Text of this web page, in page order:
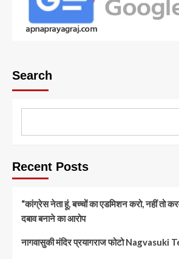
Search
Recent Posts
“कांग्रेस नेता हूं, बच्चों का एडमिशन करो, नहीं तो
दबाव बनाने का आरोप
नागवासुकी मंदिर प्रयागराज फोटो